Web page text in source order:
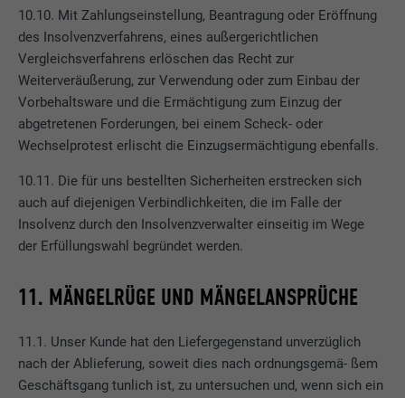
10.10. Mit Zahlungseinstellung, Beantragung oder Eröffnung
des Insolvenzverfahrens, eines außergerichtlichen
Vergleichsverfahrens erlöschen das Recht zur
Weiterveräußerung, zur Verwendung oder zum Einbau der
Vorbehaltsware und die Ermächtigung zum Einzug der
abgetretenen Forderungen, bei einem Scheck- oder
Wechselprotest erlischt die Einzugsermächtigung ebenfalls.
10.11. Die für uns bestellten Sicherheiten erstrecken sich
auch auf diejenigen Verbindlichkeiten, die im Falle der
Insolvenz durch den Insolvenzverwalter einseitig im Wege
der Erfüllungswahl begründet werden.
11. MÄNGELRÜGE UND MÄNGELANSPRÜCHE
11.1. Unser Kunde hat den Liefergegenstand unverzüglich
nach der Ablieferung, soweit dies nach ordnungsgemä- ßem
Geschäftsgang tunlich ist, zu untersuchen und, wenn sich ein
Laufzeit 2 Jahre
Verwendet vom Social-Networking-Dienst
LinkedIn für die Verfolgung der
Verwendung von eingebetteten
Dienstleistungen.
Name bscookie
Anbieter LinkedIn
Laufzeit 2 Jahre
Zweck
LinkedIn für die Verfolgung der
Verwendung von eingebetteten
Dienstleistungen.